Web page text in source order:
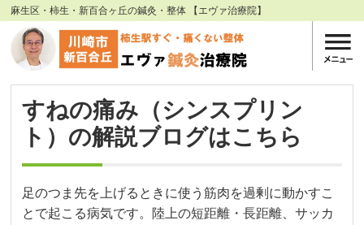
麻生区・柿生・新百合ヶ丘の鍼灸・整体 【エヴァ治療院】
すねの痛み（シンスプリン
ト）の解説ブログはこちら
足のつま先を上げるときに使う筋肉を過剰に動かすこ
とで起こる病気です。陸上の短距離・長距離、サッカ